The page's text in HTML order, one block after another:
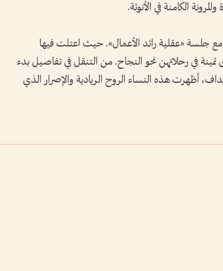
الكامنة في الأنوثة.
مع جلسة «عقلية رائد الأعمال». حيث اعتلت فيها
في رحلاتهن نحو النجاح. من التنقل في تفاصيل بدء
أظهرت هذه النساء الروح الريادية والإصرار الذي